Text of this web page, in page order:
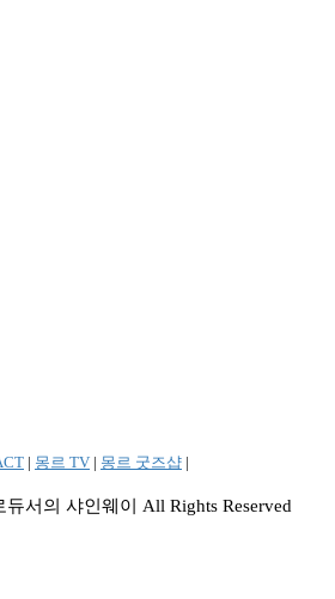
| 몽르 TV | 몽르 굿즈샵 |
서의 샤인웨이 All Rights Reserved